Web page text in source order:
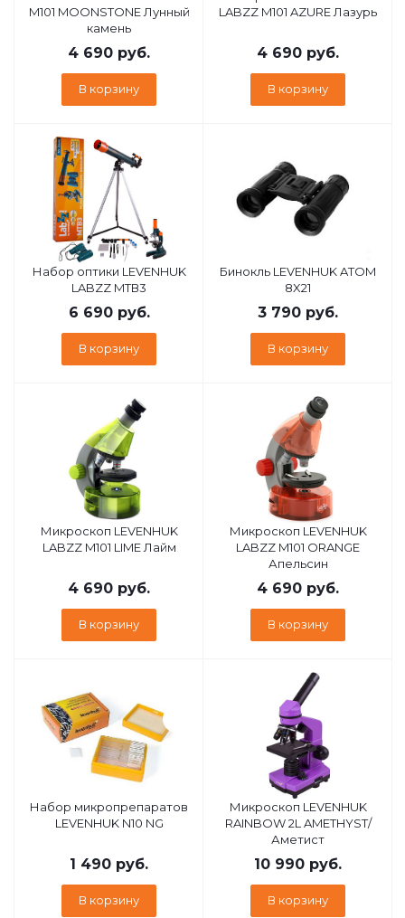
M101 MOONSTONE Лунный
камень
4 690 руб.
В корзину
LABZZ M101 AZURE Лазурь
4 690 руб.
В корзину
Набор оптики LEVENHUK
LABZZ MTВ3
6 690руб.
В корзину
Бинокль LEVENHUK ATOM
8X21
3 790 руб.
В корзину
Микроскоп LEVENHUK
LABZZ M101 LIME Лайм
4 690 руб.
В корзину
Микроскоп LEVENHUK
LABZZ M101 ORANGE
Апельсин
4 690 руб.
В корзину
Набор микропрепаратов
LEVENHUK N10 NG
1 490 руб.
В корзину
Микроскоп LEVENHUK
RAINBOW 2L AMETHYST/
Аметист
10 990 руб.
В корзину